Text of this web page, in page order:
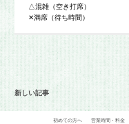
△混雑（空き打席）
✕満席（待ち時間）
新しい記事
初めての方へ 営業時間・料金